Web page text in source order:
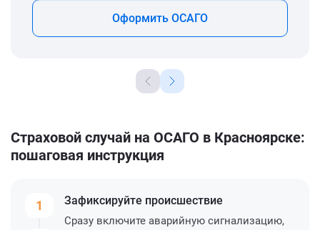
Оформить ОСАГО
Страховой случай на ОСАГО в Красноярске:
пошаговая инструкция
1 Зафиксируйте происшествие
Сразу включите аварийную сигнализацию,